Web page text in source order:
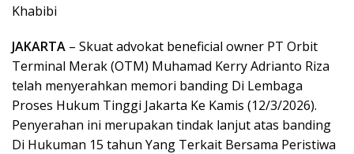
Khabibi
JAKARTA – Skuat advokat beneficial owner PT Orbit
Terminal Merak (OTM) Muhamad Kerry Adrianto Riza
telah menyerahkan memori banding Di Lembaga
Proses Hukum Tinggi Jakarta Ke Kamis (12/3/2026).
Penyerahan ini merupakan tindak lanjut atas banding
Di Hukuman 15 tahun Yang Terkait Bersama Peristiwa